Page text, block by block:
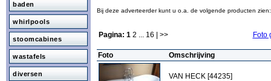
baden
whirlpools
stoomcabines
wastafels
diversen
Bij deze adverteerder kunt u o.a. de volgende producten zien:
Pagina: 1 2 ... 16 | >> Foto
Foto Omschrijving
VAN HECK [44235]